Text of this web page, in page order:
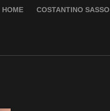
HOME COSTANTINO SASSO